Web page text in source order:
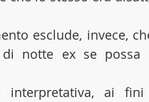
esclude, invece,
notte ex se possa
interpretativa, ai